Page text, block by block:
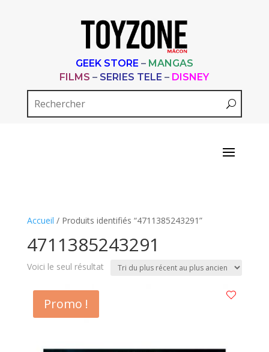
GEEK STORE – MANGAS
FILMS – SERIES TELE – DISNEY
Accueil / Produits identifiés “4711385243291”
4711385243291
Voici le seul résultat
Promo !